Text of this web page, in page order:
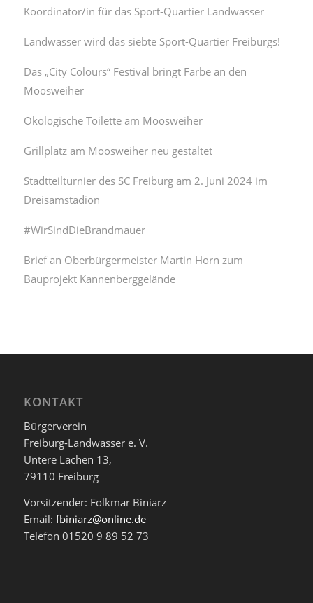
Koordinator/in für das Sport-Quartier Landwasser
Landwasser wird das siebte Sport-Quartier Freiburgs!
Das „City Colours“ Festival bringt Farbe an den
Moosweiher
Ökologische Toilette am Moosweiher
Grillplatz am Moosweiher neu gestaltet
Stadtteilturnier des SC Freiburg am 2. Juni 2024 im
Dreisamstadion
#WirSindDieBrandmauer
Brief an Oberbürgermeister Martin Horn zum
Bauprojekt Kannenberggelände
KONTAKT
Bürgerverein
Freiburg-Landwasser e. V.
Untere Lachen 13,
79110 Freiburg
Vorsitzender: Folkmar Biniarz
Email: fbiniarz@online.de
Telefon 01520 9 89 52 73